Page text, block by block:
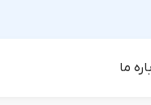
ما